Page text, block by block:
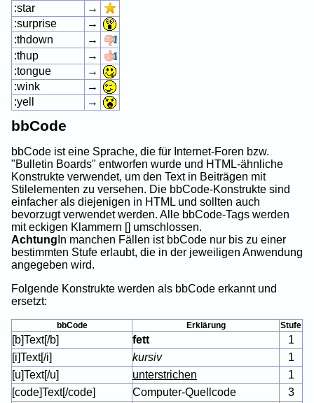
:star
→
:surprise
→
:thdown
→
:thup
→
:tongue
→
:wink
→
:yell
→
bbCode
bbCode ist eine Sprache, die für Internet-Foren bzw.
"Bulletin Boards" entworfen wurde und HTML-ähnliche
Konstrukte verwendet, um den Text in Beiträgen mit
Stilelementen zu versehen. Die bbCode-Konstrukte sind
einfacher als diejenigen in HTML und sollten auch
bevorzugt verwendet werden. Alle bbCode-Tags werden
mit eckigen Klammern [] umschlossen.
Achtung In manchen Fällen ist bbCode nur bis zu einer
bestimmten Stufe erlaubt, die in der jeweiligen Anwendung
angegeben wird.
Folgende Konstrukte werden als bbCode erkannt und
ersetzt:
bbCode Erklärung Stufe
[b]Text[/b] fett
1
[i]Text[/i]
kursiv
1
[u]Text[/u]
unterstrichen
1
[code]Text[/code]
Computer-Quellcode 3